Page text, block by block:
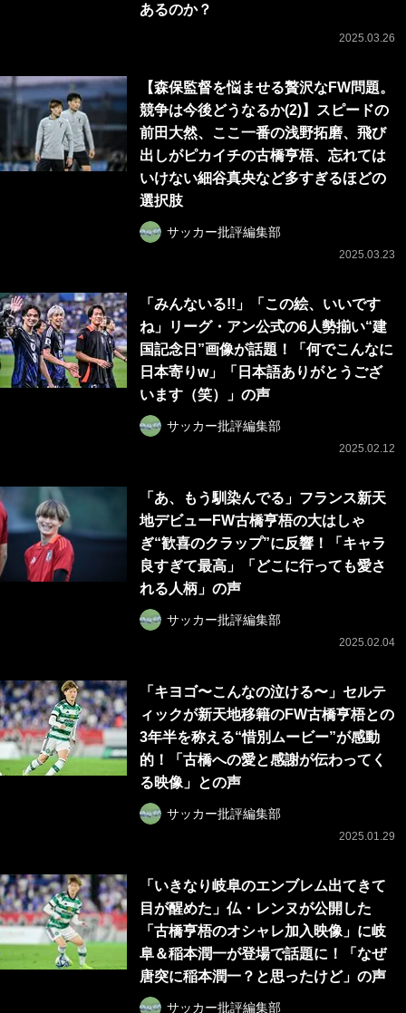
あるのか？
2025.03.26
【森保監督を悩ませる贅沢なFW問題。
競争は今後どうなるか(2)】スピードの
前田大然、ここ一番の浅野拓磨、飛び
出しがピカイチの古橋亨梧、忘れては
いけない細谷真央など多すぎるほどの
選択肢
サッカー批評編集部
2025.03.23
「みんないる!!」「この絵、いいです
ね」リーグ・アン公式の6人勢揃い“建
国記念日”画像が話題！「何でこんなに
日本寄りw」「日本語ありがとうござ
います（笑）」の声
サッカー批評編集部
2025.02.12
「あ、もう馴染んでる」フランス新天
地デビューFW古橋亨梧の大はしゃ
ぎ“歓喜のクラップ”に反響！「キャラ
良すぎて最高」「どこに行っても愛さ
れる人柄」の声
サッカー批評編集部
2025.02.04
「キヨゴ〜こんなの泣ける〜」セルテ
ィックが新天地移籍のFW古橋亨梧との
3年半を称える“惜別ムービー”が感動
的！「古橋への愛と感謝が伝わってく
る映像」との声
サッカー批評編集部
2025.01.29
「いきなり岐阜のエンブレム出てきて
目が醒めた」仏・レンヌが公開した
「古橋亨梧のオシャレ加入映像」に岐
阜＆稲本潤一が登場で話題に！「なぜ
唐突に稲本潤一？と思ったけど」の声
サッカー批評編集部